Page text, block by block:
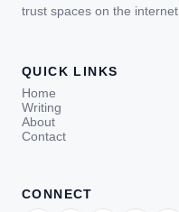
trust spaces on the internet.
QUICK LINKS
Home
Writing
About
Contact
CONNECT